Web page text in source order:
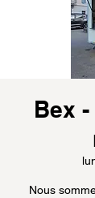
Bex
Nous